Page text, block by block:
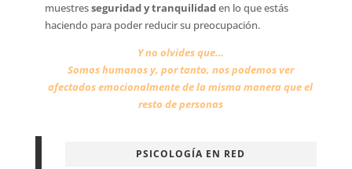
muestresseguridad y tranquilidaden lo que estás
haciendo para poder reducir su preocupación.
Y no olvides que…
Somos humanos y, por tanto, nos podemos ver
afectados emocionalmente de la misma manera que el
resto de personas
PSICOLOGÍA EN RED